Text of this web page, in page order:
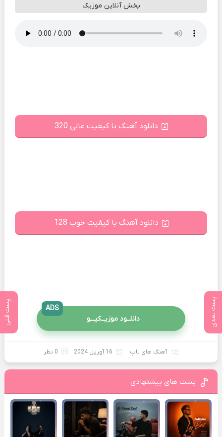
پست بعدی پست قبلی
پخش آنلاین موزیک
دانلود آهنگ با کیفیت عالی 320
دانلود آهنگ با کیفیت خوب 128
دانلــود موزیــکیـــو
ADS
آهنگ های تاپ 16 آوریل 2024 0 نظر
پست های پیشنهادی